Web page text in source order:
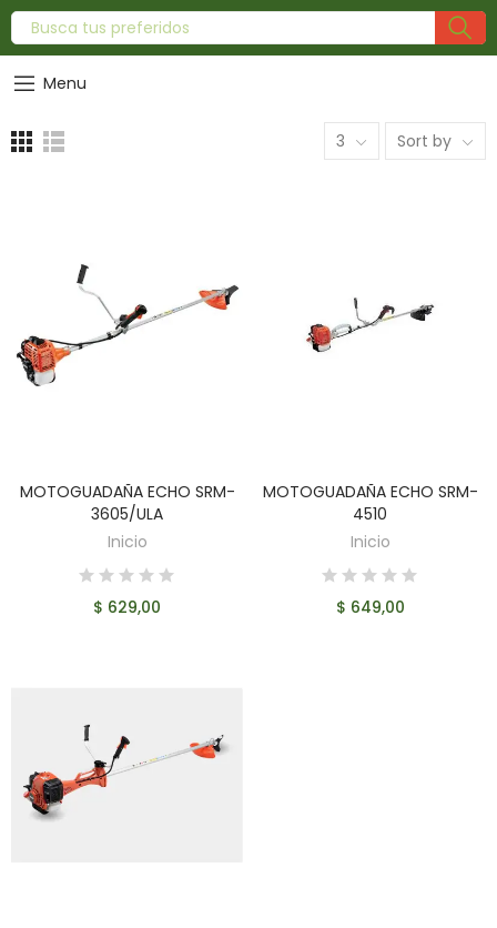
Menu
3 Sort by
AÑADIR AL CARRITO
MOTOGUADAÑA ECHO SRM-
3605/ULA
Inicio
$ 629,00
AÑADIR AL CARRITO
MOTOGUADAÑA ECHO SRM-
4510
Inicio
$ 649,00